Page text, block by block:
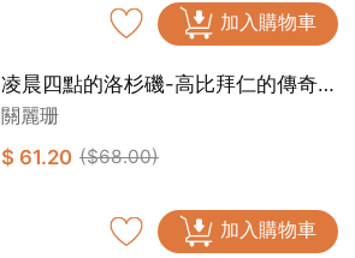
加入購物車
凌晨四點的洛杉磯-高比拜仁的傳奇
(5)[擁抱世界正能量]
關麗珊
$ 61.20 ($68.00)
加入購物車